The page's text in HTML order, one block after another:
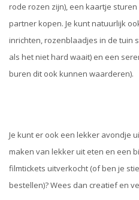
rode rozen zijn), een kaartje
partner kopen. Je kunt natuurlijk
inrichten, rozenblaadjes in de tuin
als het niet hard waait) en een
buren dit ook kunnen waarderen).
Je kunt er ook een lekker avondje
maken van lekker uit eten en een
filmtickets uitverkocht (of ben je
bestellen)? Wees dan creatief en